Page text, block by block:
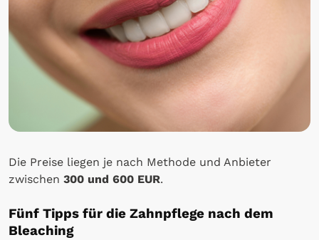
Die Preise liegen je nach Methode und Anbieter
zwischen 300 und 600 EUR.
Fünf Tipps für die Zahnpflege nach dem
Bleaching